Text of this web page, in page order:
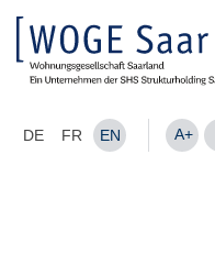
DE FR EN A+